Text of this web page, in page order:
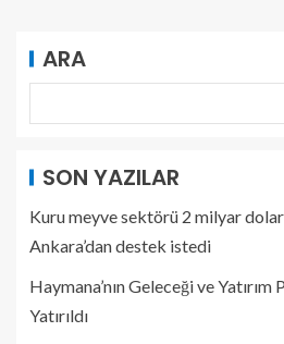
ARA
SON YAZILAR
Kuru meyve sektörü 2 milyar
Ankara’dan destek istedi
Haymana’nın Geleceği ve
Yatırıldı